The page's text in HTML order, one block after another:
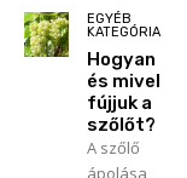
EGYÉB
KATEGÓRIA
Hogyan
és mivel
fújjuk a
szőlőt?
A szőlő
ápolása